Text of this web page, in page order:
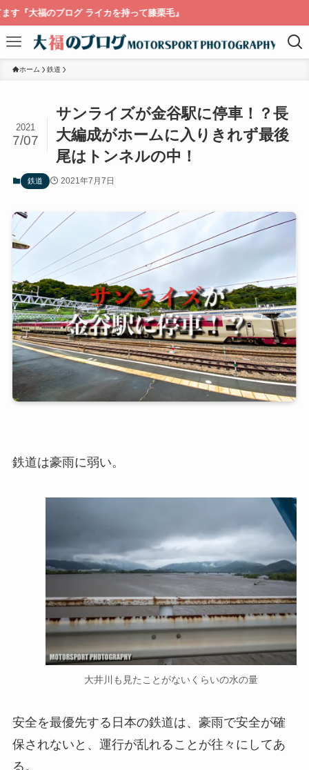
ログ ライカを持って膝栗毛』
ホーム 鉄道
サンライズが金谷駅に停車！？長
大編成がホームに入りきれず最後
尾はトンネルの中！
2021
7/07
鉄道 2021年7月7日
鉄道は豪雨に弱い。
大井川も見たことがないくらいの水の量
安全を最優先する日本の鉄道は、豪雨で安全が確
保されないと、運行が乱れることが往々にしてあ
る。